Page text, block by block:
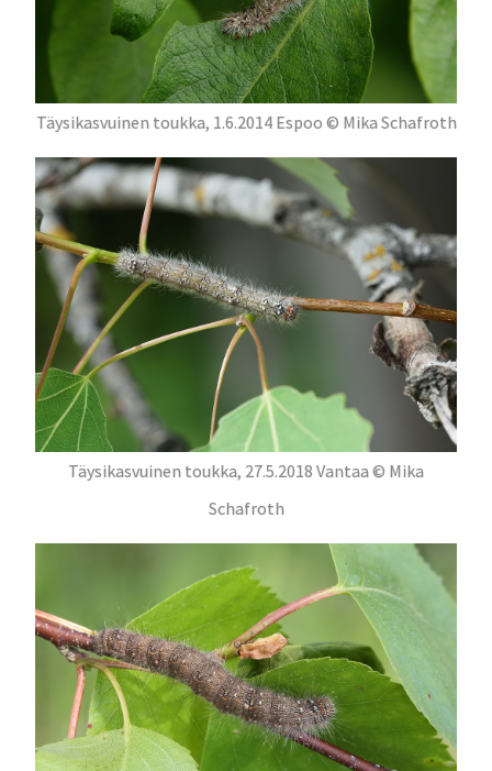
Täysikasvuinen toukka, 1.6.2014 Espoo © Mika Schafroth
Täysikasvuinen toukka, 27.5.2018 Vantaa © Mika
Schafroth